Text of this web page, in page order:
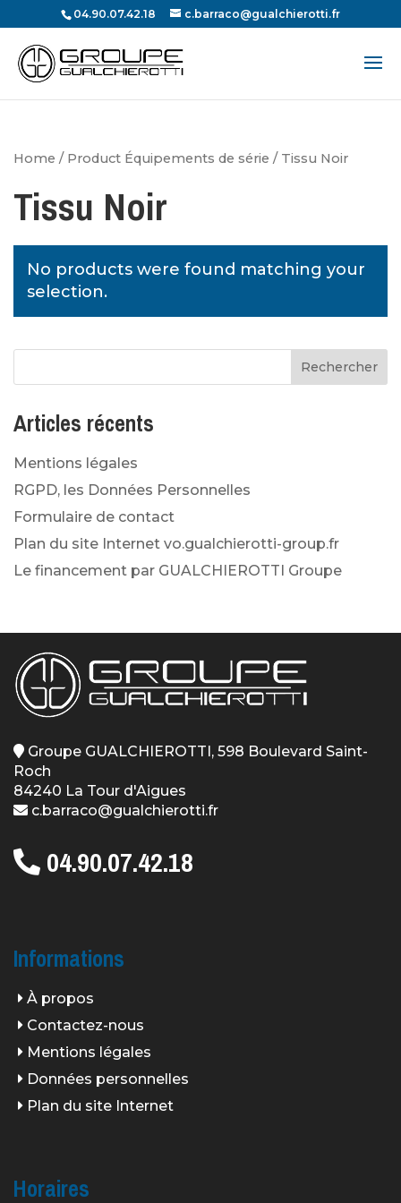
04.90.07.42.18 c.barraco@gualchierotti.fr
Recherche
de
produits
Home / Product Équipements de série / Tissu Noir
Tissu Noir
No products were found matching your
selection.
Articles récents
Mentions légales
RGPD, les Données Personnelles
Formulaire de contact
Plan du site Internet vo.gualchierotti-group.fr
Le financement par GUALCHIEROTTI Groupe
Groupe GUALCHIEROTTI, 598 Boulevard Saint-
Roch
84240 La Tour d'Aigues
c.barraco@gualchierotti.fr
04.90.07.42.18
Informations
À propos
Contactez-nous
Mentions légales
Données personnelles
Plan du site Internet
Horaires